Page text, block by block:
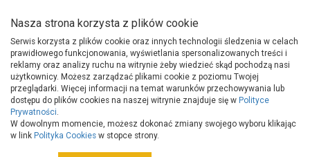
Strona główna Porady Budowa i remont
Elewacje
Elewacja w kompozycji
Elewacja w kompozycji
Nasza strona korzysta z plików cookie
Serwis korzysta z plików cookie oraz innych technologii śledzenia w celach
prawidłowego funkcjonowania, wyświetlania spersonalizowanych treści i
reklamy oraz analizy ruchu na witrynie żeby wiedzieć skąd pochodzą nasi
użytkownicy. Możesz zarządzać plikami cookie z poziomu Twojej
przeglądarki. Więcej informacji na temat warunków przechowywania lub
dostępu do plików cookies na naszej witrynie znajduje się w Polityce
Prywatności.
W dowolnym momencie, możesz dokonać zmiany swojego wyboru klikając
w link Polityka Cookies w stopce strony.